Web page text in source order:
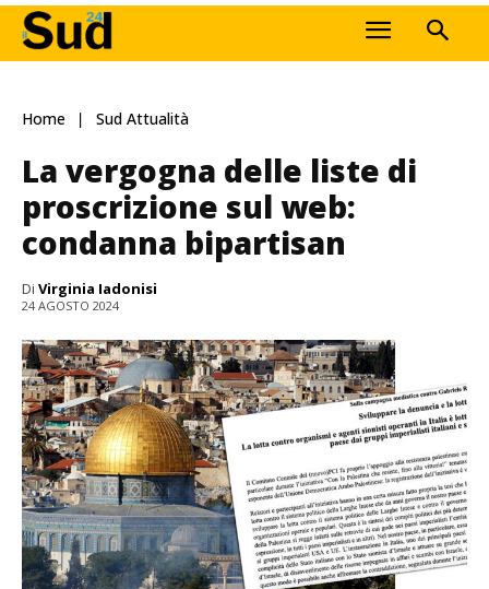
Home Sud Attualità
La vergogna delle liste di
proscrizione sul web:
condanna bipartisan
Di Virginia Iadonisi
24 AGOSTO 2024